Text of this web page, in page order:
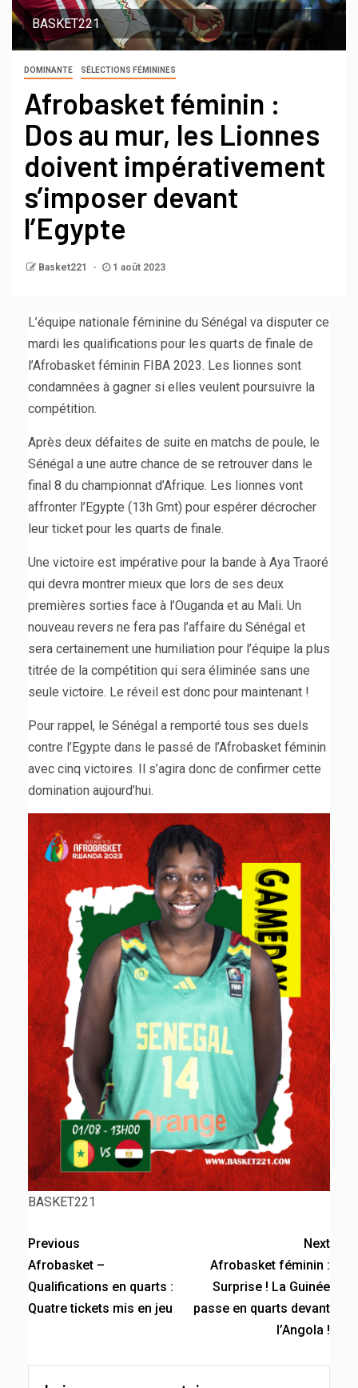
BASKET221
DOMINANTE SÉLECTIONS FÉMININES
Afrobasket féminin :
Dos au mur, les Lionnes
doivent impérativement
s’imposer devant
l’Egypte
Basket221 1 août 2023
L’équipe nationale féminine du Sénégal va disputer ce
mardi les qualifications pour les quarts de finale de
l’Afrobasket féminin FIBA 2023. Les lionnes sont
condamnées à gagner si elles veulent poursuivre la
compétition.
Après deux défaites de suite en matchs de poule, le
Sénégal a une autre chance de se retrouver dans le
final 8 du championnat d’Afrique. Les lionnes vont
affronter l’Egypte (13h Gmt) pour espérer décrocher
leur ticket pour les quarts de finale.
Une victoire est impérative pour la bande à Aya Traoré
qui devra montrer mieux que lors de ses deux
premières sorties face à l’Ouganda et au Mali. Un
nouveau revers ne fera pas l’affaire du Sénégal et
sera certainement une humiliation pour l’équipe la plus
titrée de la compétition qui sera éliminée sans une
seule victoire. Le réveil est donc pour maintenant !
Pour rappel, le Sénégal a remporté tous ses duels
contre l’Egypte dans le passé de l’Afrobasket féminin
avec cinq victoires. Il s’agira donc de confirmer cette
domination aujourd’hui.
BASKET221
Previous
Afrobasket –
Qualifications en quarts :
Quatre tickets mis en jeu
Next
Afrobasket féminin :
Surprise ! La Guinée
passe en quarts devant
l’Angola !